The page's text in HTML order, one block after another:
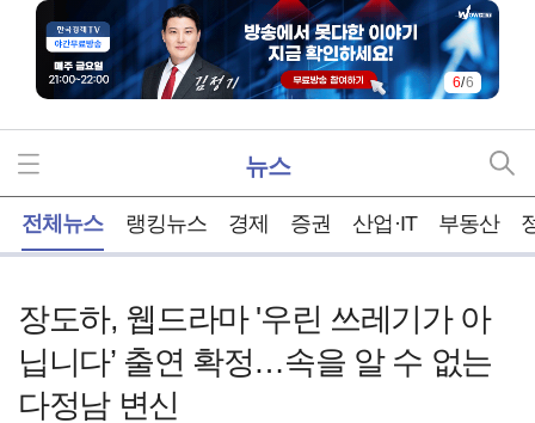
6/6
뉴스
전체뉴스 랭킹뉴스 경제 증권 산업·IT 부동산
장도하, 웹드라마 '우린 쓰레기가 아
닙니다’ 출연 확정…속을 알 수 없는
다정남 변신